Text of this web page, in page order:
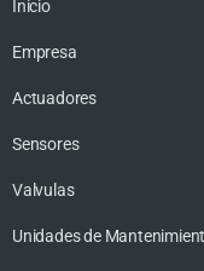
Inicio
Empresa
Actuadores
Sensores
Valvulas
Unidades de